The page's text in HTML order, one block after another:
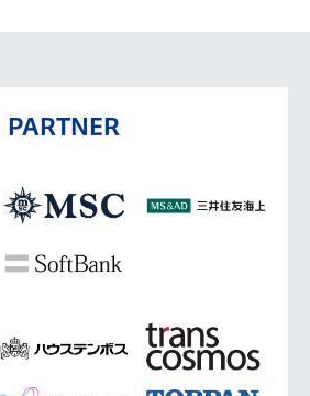
PARTNER